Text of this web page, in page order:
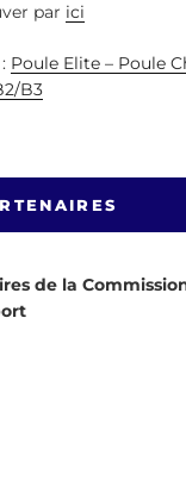
par ici
Poule Elite – Poule
B3
de la